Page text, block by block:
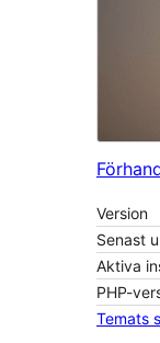
Version
Senast
Aktiva
PHP-
Temats